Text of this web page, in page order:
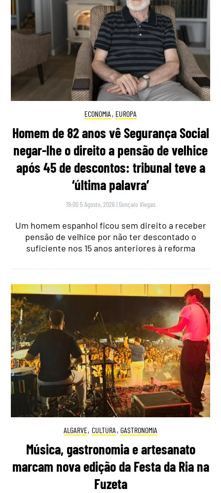
ECONOMIA , EUROPA
Homem de 82 anos vê Segurança Social
negar-lhe o direito a pensão de velhice
após 45 de descontos: tribunal teve a
‘última palavra’
19:00 5 Agosto, 2026 | Gonçalo Viegas
Um homem espanhol ficou sem direito a receber
pensão de velhice por não ter descontado o
suficiente nos 15 anos anteriores à reforma
ALGARVE, CULTURA , GASTRONOMIA
Música, gastronomia e artesanato
marcam nova edição da Festa da Ria na
Fuzeta